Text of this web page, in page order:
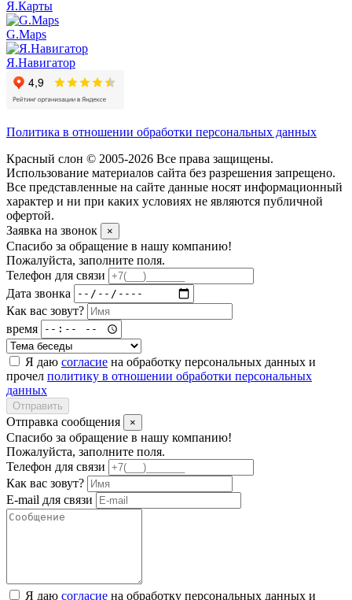
Я.Карты
G.Maps
Я.Навигатор
Политика в отношении обработки персональных данных
Красный слон © 2005-2026 Все права защищены.
Использование материалов сайта без разрешения запрещено.
Все представленные на сайте данные носят информационный
характер и ни при каких условиях не являются публичной
офертой.
Заявка на звонок
×
Спасибо за обращение в нашу компанию!
Пожалуйста, заполните поля.
Телефон для связи
Дата звонка
Как вас зовут?
время
Я даю согласие на обработку персональных данных и
прочел политику в отношении обработки персональных
данных
Отправить
Отправка сообщения ×
Спасибо за обращение в нашу компанию!
Пожалуйста, заполните поля.
Телефон для связи
Как вас зовут?
E-mail для связи
Я даю согласие на обработку персональных данных и